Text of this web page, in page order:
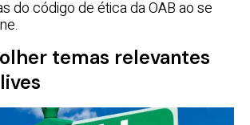
do código de ética da OAB ao se
temas relevantes